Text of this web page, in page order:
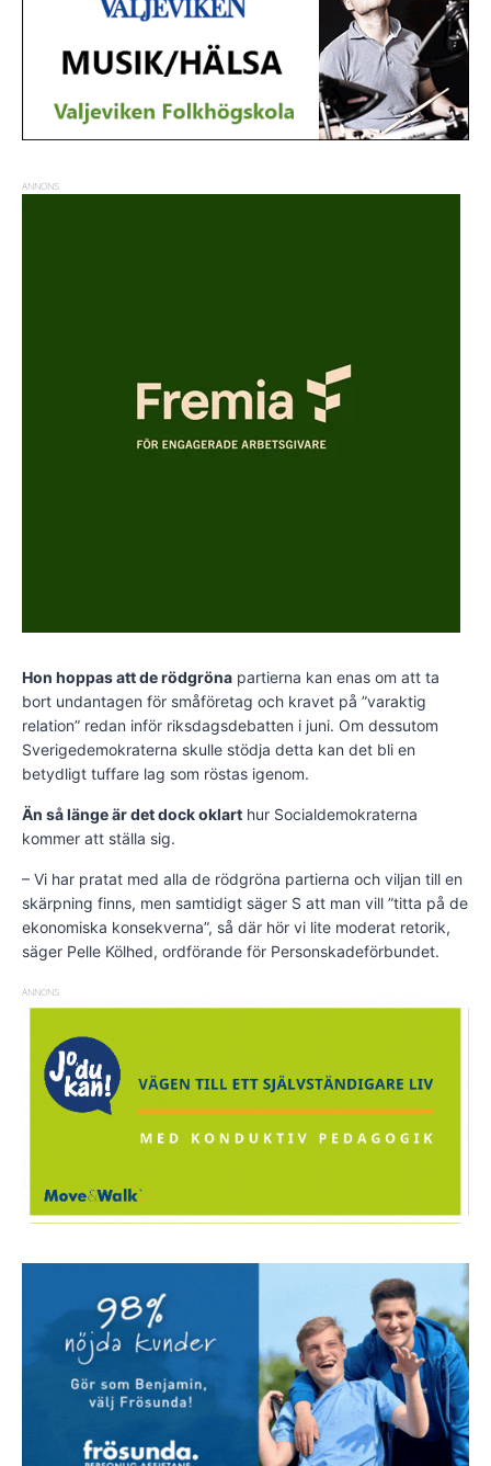
ANNONS
Hon hoppas att de rödgröna partierna kan enas om att ta
bort undantagen för småföretag och kravet på ”varaktig
relation” redan inför riksdagsdebatten i juni. Om dessutom
Sverigedemokraterna skulle stödja detta kan det bli en
betydligt tuffare lag som röstas igenom.
Än så länge är det dock oklart hur Socialdemokraterna
kommer att ställa sig.
– Vi har pratat med alla de rödgröna partierna och viljan till en
skärpning finns, men samtidigt säger S att man vill ”titta på de
ekonomiska konsekverna”, så där hör vi lite moderat retorik,
säger Pelle Kölhed, ordförande för Personskadeförbundet.
ANNONS